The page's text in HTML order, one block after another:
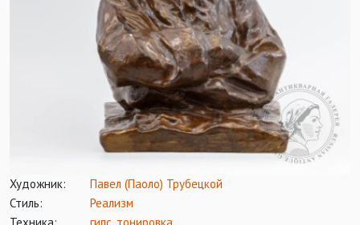
Художник:
Павел (Паоло) Трубецкой
Стиль:
Реализм